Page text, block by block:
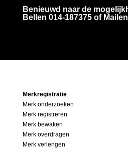
Benieuwd naar de
Bellen 014-187375 of
Merkregistratie
Merk onderzoeken
Merk registreren
Merk bewaken
Merk overdragen
Merk verlengen